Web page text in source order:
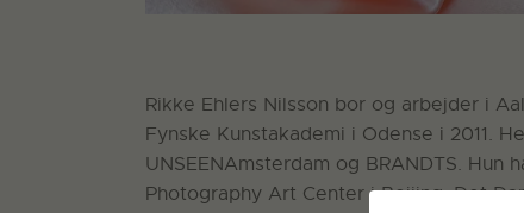
Rikke Ehlers Nilsson bor og arbejder i
Fynske Kunstakademi i Odense i 2011.
UNSEENAmsterdam og BRANDTS.
Photography Art Center i Beijing, Det